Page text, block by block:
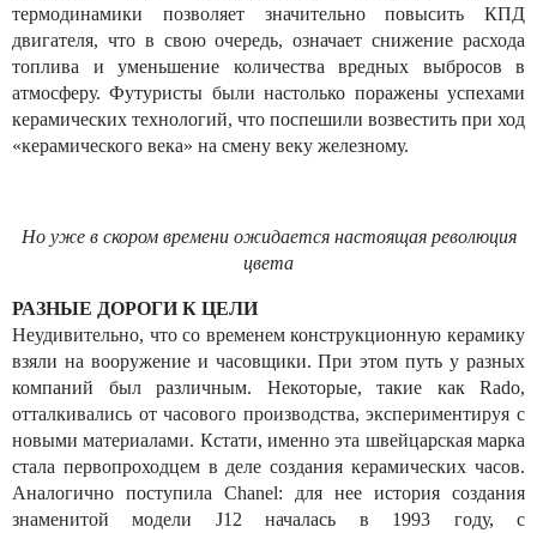
термодинамики позволяет значительно повысить КПД
двигателя, что в свою очередь, означает снижение расхода
топлива и уменьшение количества вредных выбросов в
атмосферу. Футуристы были настолько поражены успехами
керамических технологий, что поспешили возвестить при ход
«керамического века» на смену веку железному.
Но уже в скором времени ожидается настоящая революция
цвета
РАЗНЫЕ ДОРОГИ К ЦЕЛИ
Неудивительно, что со временем конструкционную керамику
взяли на вооружение и часовщики. При этом путь у разных
компаний был различным. Некоторые, такие как Rado,
отталкивались от часового производства, экспериментируя с
новыми материалами. Кстати, именно эта швейцарская марка
стала первопроходцем в деле создания керамических часов.
Аналогично поступила Chanel: для нее история создания
знаменитой модели J12 началась в 1993 году, с